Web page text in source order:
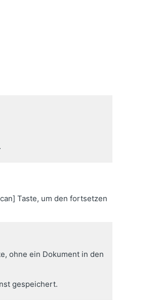
Taste, um den fortsetzen
ohne ein Dokument in den
gespeichert.